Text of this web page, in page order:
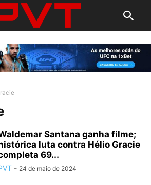
Santana ganha filme;
luta contra Hélio Gracie
69...
- 24 de maio de 2024